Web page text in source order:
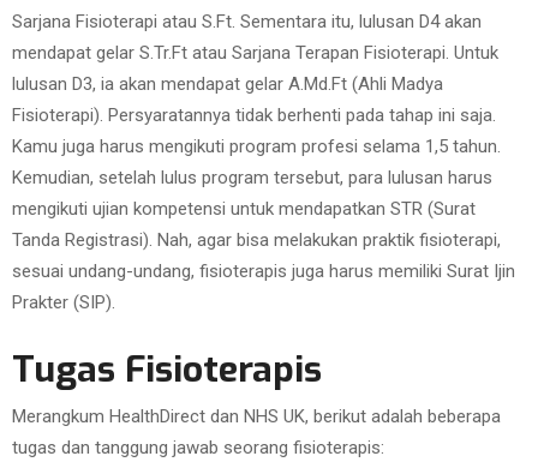
Sarjana Fisioterapi atau S.Ft. Sementara itu, lulusan D4 akan
mendapat gelar S.Tr.Ft atau Sarjana Terapan Fisioterapi. Untuk
lulusan D3, ia akan mendapat gelar A.Md.Ft (Ahli Madya
Fisioterapi). Persyaratannya tidak berhenti pada tahap ini saja.
Kamu juga harus mengikuti program profesi selama 1,5 tahun.
Kemudian, setelah lulus program tersebut, para lulusan harus
mengikuti ujian kompetensi untuk mendapatkan STR (Surat
Tanda Registrasi). Nah, agar bisa melakukan praktik fisioterapi,
sesuai undang-undang, fisioterapis juga harus memiliki Surat Ijin
Prakter (SIP).
Tugas Fisioterapis
Merangkum HealthDirect dan NHS UK, berikut adalah beberapa
tugas dan tanggung jawab seorang fisioterapis: